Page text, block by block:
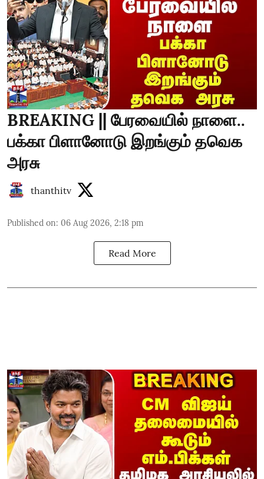
BREAKING || பேரவையில் நாளை..
பக்கா பிளானோடு இறங்கும் தவெக
அரசு
thanthitv
Published on: 06 Aug 2026, 2:18 pm
Read More